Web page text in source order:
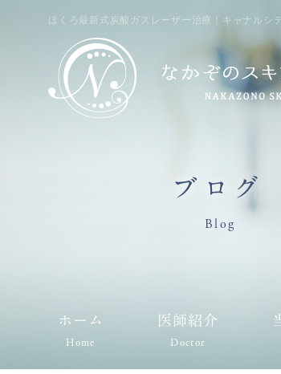
ほくろ最新式炭酸ガスレーザー治療｜キャナルシ
ブログ
Blog
ホーム 医師紹介